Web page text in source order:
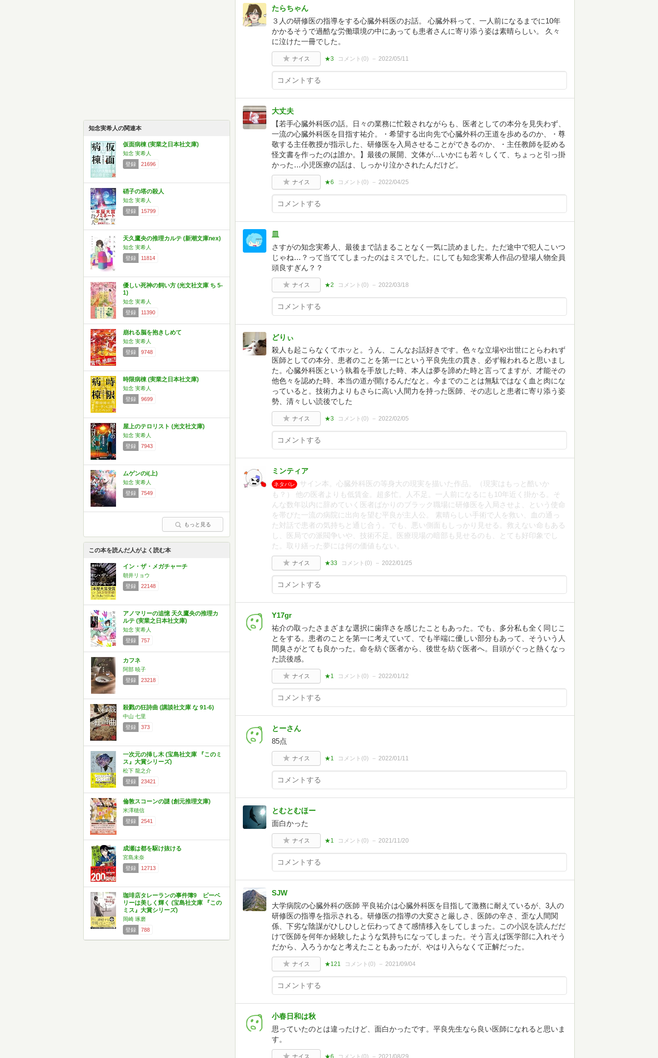
知念実希人の関連本
仮面病棟 (実業之日本社文庫)
知念 実希人
登録
21696
硝子の塔の殺人
知念 実希人
登録
15799
天久鷹央の推理カルテ (新潮文庫nex)
知念 実希人
登録
11814
優しい死神の飼い方 (光文社文庫 ち 5-
1)
知念 実希人
登録
11390
崩れる脳を抱きしめて
知念 実希人
登録
9748
時限病棟 (実業之日本社文庫)
知念 実希人
登録
9699
屋上のテロリスト (光文社文庫)
知念 実希人
登録
7943
ムゲンのi(上)
知念 実希人
登録
7549
もっと見る
この本を読んだ人がよく読む本
イン・ザ・メガチャーチ
朝井リョウ
登録
22148
アノマリーの追憶 天久鷹央の推理カ
ルテ (実業之日本社文庫)
知念 実希人
登録
757
カフネ
阿部 暁子
登録
23218
殺戮の狂詩曲 (講談社文庫 な 91-6)
中山 七里
登録
373
一次元の挿し木 (宝島社文庫 『このミ
ス』大賞シリーズ)
松下 龍之介
登録
23421
倫敦スコーンの謎 (創元推理文庫)
米澤穂信
登録
2541
成瀬は都を駆け抜ける
宮島未奈
登録
12713
珈琲店タレーランの事件簿9 ピーベ
リーは美しく輝く (宝島社文庫 『この
ミス』大賞シリーズ)
岡崎 琢磨
登録
788
たらちゃん
３人の研修医の指導をする心臓外科医のお話。 心臓外科って、一人前になるまでに10年
かかるそうで過酷な労働環境の中にあっても患者さんに寄り添う姿は素晴らしい。 久々
に泣けた一冊でした。
ナイス ★3 コメント(0) 2022/05/11
大丈夫
【若手心臓外科医の話。日々の業務に忙殺されながらも、医者としての本分を見失わず、
一流の心臓外科医を目指す祐介。・希望する出向先で心臓外科の王道を歩めるのか、・尊
敬する主任教授が指示した、研修医を入局させることができるのか、・主任教師を貶める
怪文書を作ったのは誰か。】最後の展開、文体が…いかにも若々しくて、ちょっと引っ掛
かった…小児医療の話は、しっかり泣かされたんだけど。
ナイス ★6 コメント(0) 2022/04/25
皿
さすがの知念実希人、最後まで詰まることなく一気に読めました。ただ途中で犯人こいつ
じゃね…？って当ててしまったのはミスでした。にしても知念実希人作品の登場人物全員
頭良すぎん？？
ナイス ★2 コメント(0) 2022/03/18
どりぃ
殺人も起こらなくてホッと。うん、こんなお話好きです。色々な立場や出世にとらわれず
医師としての本分、患者のことを第一にという平良先生の貫き、必ず報われると思いまし
た。心臓外科医という執着を手放した時、本人は夢を諦めた時と言ってますが、才能その
他色々を認めた時、本当の道が開けるんだなと。今までのことは無駄ではなく血と肉にな
っていると。技術力よりもさらに高い人間力を持った医師、その志しと患者に寄り添う姿
勢、清々しい読後でした
ナイス ★3 コメント(0) 2022/02/05
ミンティア
ネタバレ
サイン本。心臓外科医の等身大の現実を描いた作品。（現実はもっと酷いか
も？） 他の医者よりも低賃金。超多忙。人不足。一人前になるにも10年近く掛かる。そ
んな数年以内に辞めていく医者ばかりのブラック職場に研修医を入局させよ、という使命
を帯びた一流の病院に出向を望む平良が主人公。 素晴らしい手術で人を救い、血の通っ
た対話で患者の気持ちと通じ合う。でも、悪い側面もしっかり見せる。救えない命もある
し、医局での派閥争いや、技術不足。医療現場の暗部も見せるのも、とても好印象でし
た。取り繕った夢には何の価値もない。
ナイス ★33 コメント(0) 2022/01/25
Y17gr
祐介の取ったさまざまな選択に歯痒さを感じたこともあった。でも、多分私も全く同じこ
とをする。患者のことを第一に考えていて、でも半端に優しい部分もあって、そういう人
間臭さがとても良かった。命を紡ぐ医者から、後世を紡ぐ医者へ。目頭がぐっと熱くなっ
た読後感。
ナイス ★1 コメント(0) 2022/01/12
とーさん
85点
ナイス ★1 コメント(0) 2022/01/11
とむとむほー
面白かった
ナイス ★1 コメント(0) 2021/11/20
SJW
大学病院の心臓外科の医師 平良祐介は心臓外科医を目指して激務に耐えているが、3人の
研修医の指導を指示される。研修医の指導の大変さと厳しさ、医師の辛さ、歪な人間関
係、下劣な陰謀がひしひしと伝わってきて感情移入をしてしまった。この小説を読んだだ
けで医師を何年か経験したような気持ちになってしまった。そう言えば医学部に入れそう
だから、入ろうかなと考えたこともあったが、やはり入らなくて正解だった。
ナイス ★121 コメント(0) 2021/09/04
小春日和は秋
思っていたのとは違ったけど、面白かったです。平良先生なら良い医師になれると思いま
す。
ナイス ★6 コメント(0) 2021/08/29